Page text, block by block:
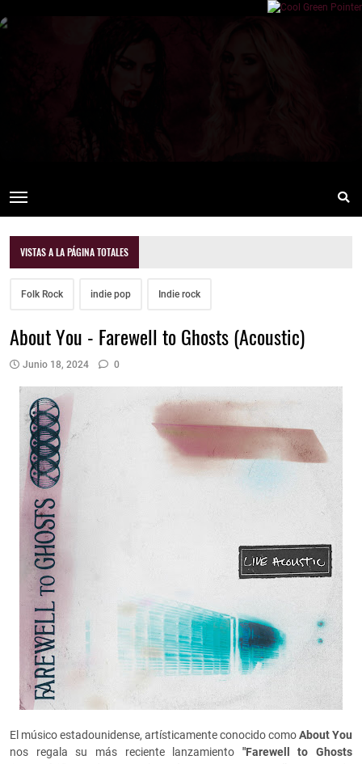
VISTAS A LA PÁGINA TOTALES
Folk Rock indie pop Indie rock
About You - Farewell to Ghosts (Acoustic)
Junio 18, 2024 0
El músico estadounidense, artísticamente conocido comoAbout You
nos regala su más reciente lanzamiento "Farewell to Ghosts